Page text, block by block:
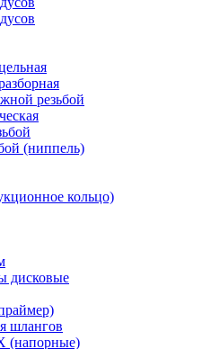
резьбой
(ниппель)
кольцо)
дисковые
шлангов
(напорные)